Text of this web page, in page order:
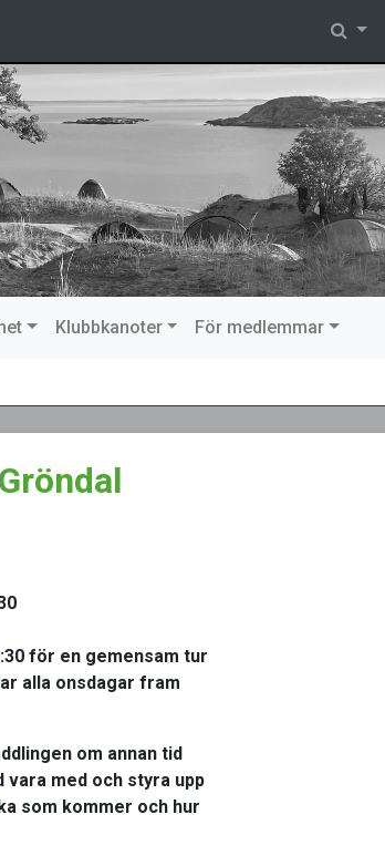
Klubbkanoter För medlemmar
för en gemensam tur
alla onsdagar fram
om annan tid
vara med och styra upp
som kommer och hur